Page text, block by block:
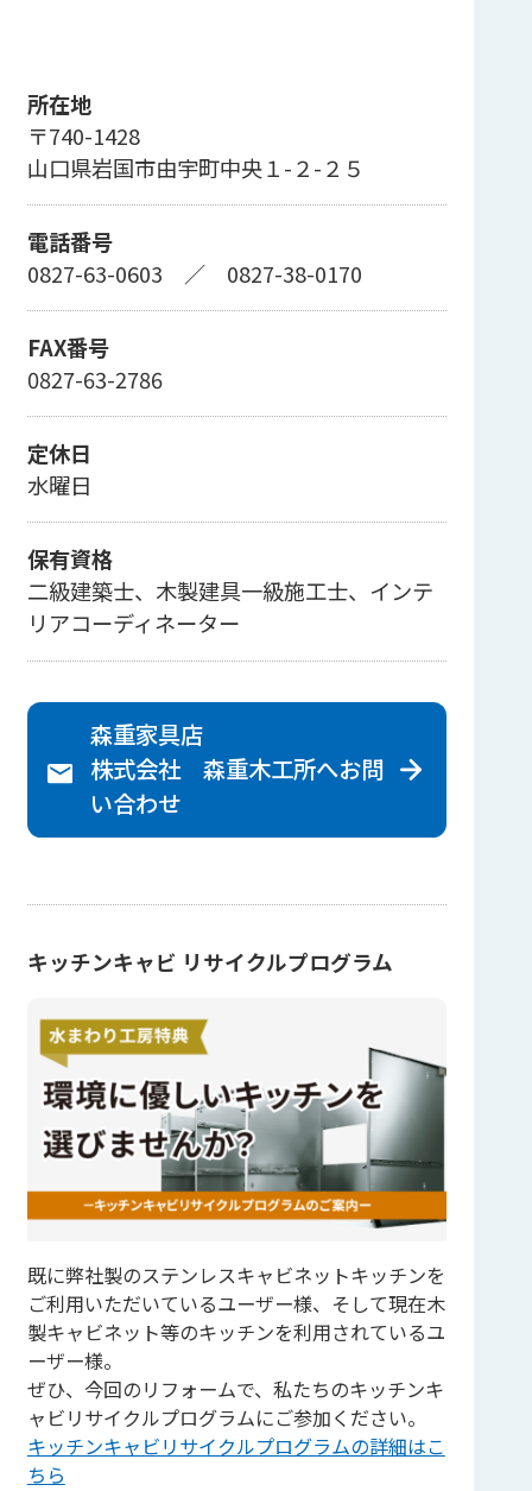
所在地
〒740-1428
山口県岩国市由宇町中央１-２-２５
電話番号
0827-63-0603 ／ 0827-38-0170
FAX番号
0827-63-2786
定休日
水曜日
保有資格
二級建築士、木製建具一級施工士、インテ
リアコーディネーター
森重家具店
株式会社 森重木工所へお問
い合わせ
キッチンキャビ リサイクルプログラム
既に弊社製のステンレスキャビネットキッチンを
ご利用いただいているユーザー様、そして現在木
製キャビネット等のキッチンを利用されているユ
ーザー様。
ぜひ、今回のリフォームで、私たちのキッチンキ
ャビリサイクルプログラムにご参加ください。
キッチンキャビリサイクルプログラムの詳細はこ
ちら